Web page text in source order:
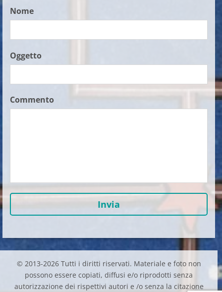
Nome
Oggetto
Commento
© 2013-2026 Tutti i diritti riservati. Materiale e foto non
possono essere copiati, diffusi e/o riprodotti senza
autorizzazione dei rispettivi autori e /o senza la citazione